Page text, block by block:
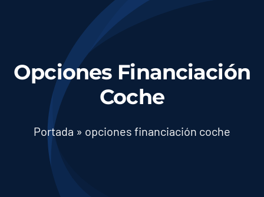
Servicios
Noticias
Contacto
Opciones Financiación
Coche
Portada » opciones financiación coche